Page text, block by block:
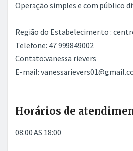
Operação simples e com público
Região do Estabelecimento :
Telefone: 47 999849002
Contato:vanessa rievers
E-mail:
Horários de
08:00 AS 18:00